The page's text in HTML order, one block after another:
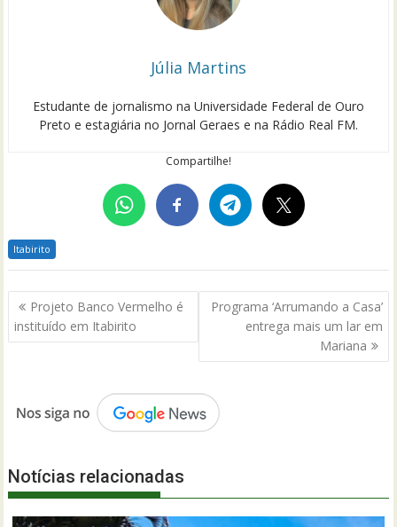
Júlia Martins
Estudante de jornalismo na Universidade Federal de Ouro
Preto e estagiária no Jornal Geraes e na Rádio Real FM.
Compartilhe!
Itabirito
Navegação
de
Post
Projeto Banco Vermelho é
instituído em Itabirito
Programa ‘Arrumando a Casa’
entrega mais um lar em
Mariana
Notícias relacionadas